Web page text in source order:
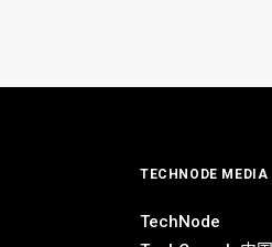
TECHNODE MEDIA
TechNode